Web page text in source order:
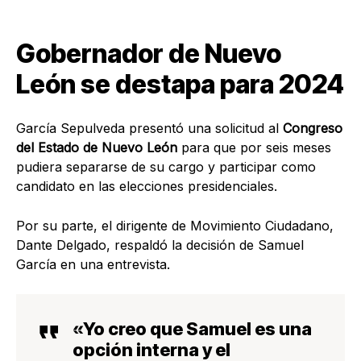
Gobernador de Nuevo
León se destapa para 2024
García Sepulveda presentó una solicitud al Congreso
del Estado de Nuevo León para que por seis meses
pudiera separarse de su cargo y participar como
candidato en las elecciones presidenciales.
Por su parte, el dirigente de Movimiento Ciudadano,
Dante Delgado, respaldó la decisión de Samuel
García en una entrevista.
«Yo creo queSamuel es una
opción internayel